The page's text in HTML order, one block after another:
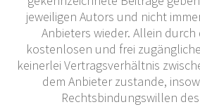
jeweiligen Autors und nicht
Anbieters wieder. Allein
kostenlosen und frei
keinerlei Vertragsverhältnis
dem Anbieter zustande,
Rechtsbindungswillen